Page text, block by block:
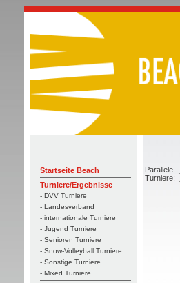
Startseite Beach
Turniere/Ergebnisse
- DVV Turniere
- Landesverband
- internationale Turniere
- Jugend Turniere
- Senioren Turniere
- Snow-Volleyball Turniere
- Sonstige Turniere
- Mixed Turniere
Parallele
Turniere: